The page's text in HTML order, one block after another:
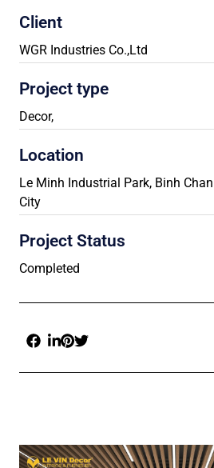
Client
WGR Industries Co.,Ltd
Project type
Decor,
Location
Le Minh Industrial Park, Binh
City
Project Status
Completed